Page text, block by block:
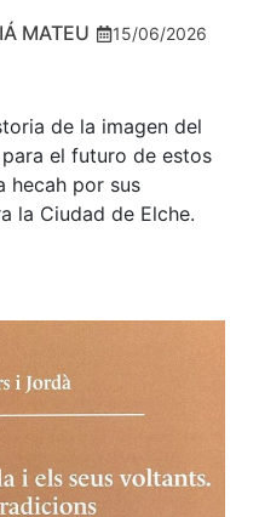
MATEU 15/06/2026
de la imagen del
el futuro de estos
hecah por sus
la Ciudad de Elche.